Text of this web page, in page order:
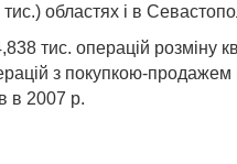
областях і в
тис. операцій
з покупкою-
в 2007 р.